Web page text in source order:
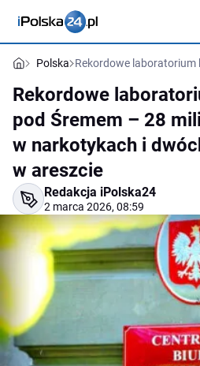
Polska Rekordowe laboratorium
Rekordowe
pod Śremem – 28
w narkotykach i
w areszcie
Redakcja iPolska24
2 marca 2026, 08:59